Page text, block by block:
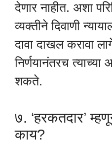
देणार नाहीत. अशा
व्यक्तीने दिवाणी
दावा दाखल करावा
निर्णयानंतरच
शकते.
७. ‘हरकतदार’
काय?